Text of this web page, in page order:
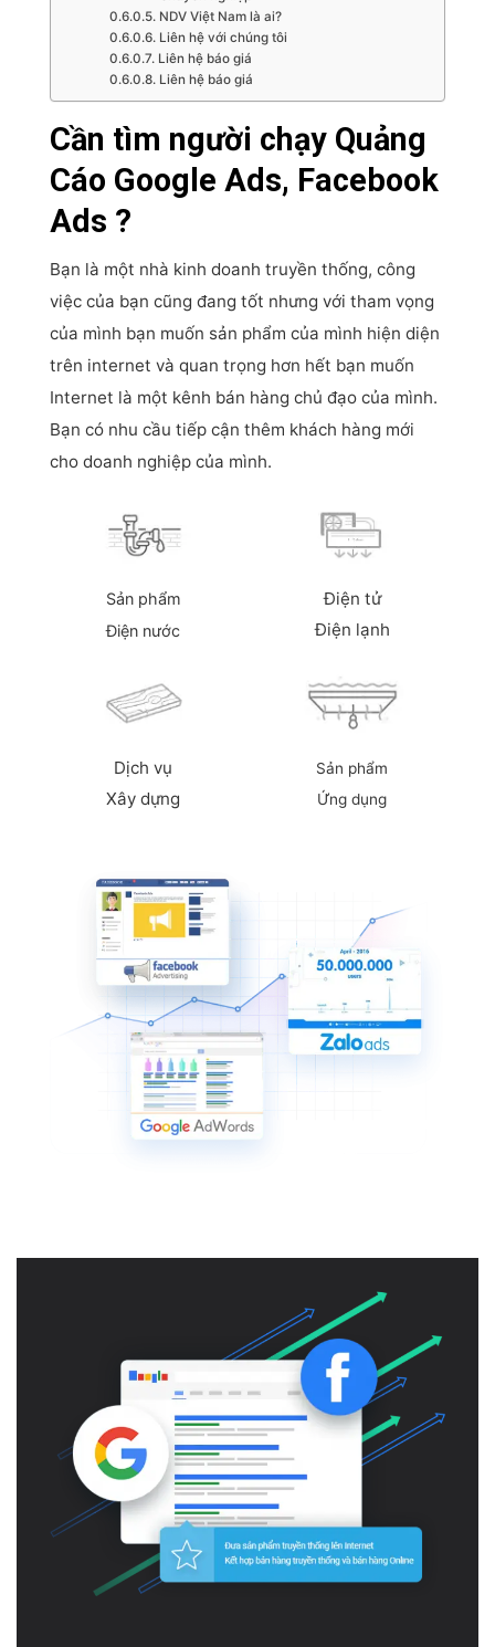
NDV Việt Nam là ai?
Liên hệ với chúng tôi
Liên hệ báo giá
Liên hệ báo giá
Cần tìm người chạy Quảng
Cáo Google Ads, Facebook
Ads ?
Bạn là một nhà kinh doanh truyền thống, công
việc của bạn cũng đang tốt nhưng với tham vọng
của mình bạn muốn sản phẩm của mình hiện diện
trên internet và quan trọng hơn hết bạn muốn
Internet là một kênh bán hàng chủ đạo của mình.
Bạn có nhu cầu tiếp cận thêm khách hàng mới
cho doanh nghiệp của mình.
Sản phẩm
Điện nước
Điện tử
Điện lạnh
Dịch vụ
Xây dựng
Sản phẩm
Ứng dụng